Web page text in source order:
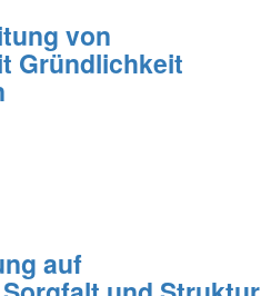
von
Gründlichkeit
auf